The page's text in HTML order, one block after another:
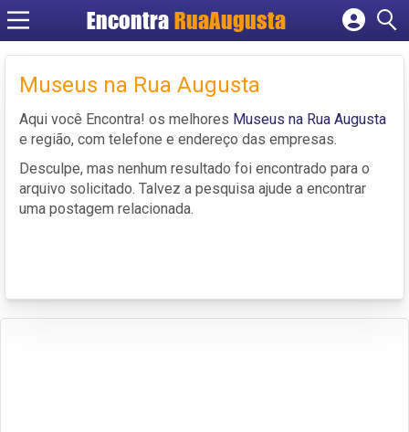
Encontra RuaAugusta
Cadastrar empresa
Criar conta
Museus na Rua Augusta
Aqui você Encontra! os melhores Museus na Rua Augusta
e região, com telefone e endereço das empresas.
Desculpe, mas nenhum resultado foi encontrado para o
arquivo solicitado. Talvez a pesquisa ajude a encontrar
uma postagem relacionada.